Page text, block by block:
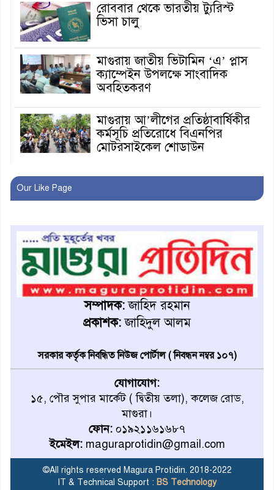
রোববার থেকে ভারতীয় ট্যুরিস্ট
ভিসা চালু
মাগুরায় জাতীয় ভিটামিন ‘এ’ প্লাস
ক্যাম্পেইন উপলক্ষে সাংবাদিক
অবহিতকরণ
মাগুরায় আ’লীগের প্রতিষ্ঠাবার্ষিকীর
কর্মসূচি প্রতিরোধে বিএনপির
মোটরসাইকেল শোডাউন
খুব শিঘ্রই কর্মস্থলে ফিরবেন
মহম্মদপুর থানার ওসিকে ক্লোজ
বাবার হাতে বিক্রি টুকটুকি পুলিশের
সহযোগিতায় ফিরলো মায়ের
কোলে
বিক্ষোভ-সিসি ক্যামেরা ফুটেজ
যাচাইয়ের দাবি অভিযুক্ত শিক্ষকের
মাগুরার কথিত মাদক সম্রাট
আমিরুল গ্রেফতার
মাগুরায় আর্জেন্টিনা ফুটবল
ভক্তদের বর্ণাঢ্য শোভাযাত্রা
Our Like Page
সম্পাদক:জাহিদ রহমান
প্রকাশক:জাহিদুল আলম
সরকার কর্তৃক নিবন্ধিত নিউজ পোর্টাল ( নিবন্ধন নম্বর ১০৭)
যোগাযোগ:
১৫, পৌর সুপার মার্কেট ( দ্বিতীয় তলা), কলেজ রোড,
মাগুরা।
ফোন: ০১৯২১১৬১৬৮৭
ইমেইল: maguraprotidin@gmail.com
©All rights reserved Magura Protidin. 2018-2022
IT & Technical Support : BS Technology